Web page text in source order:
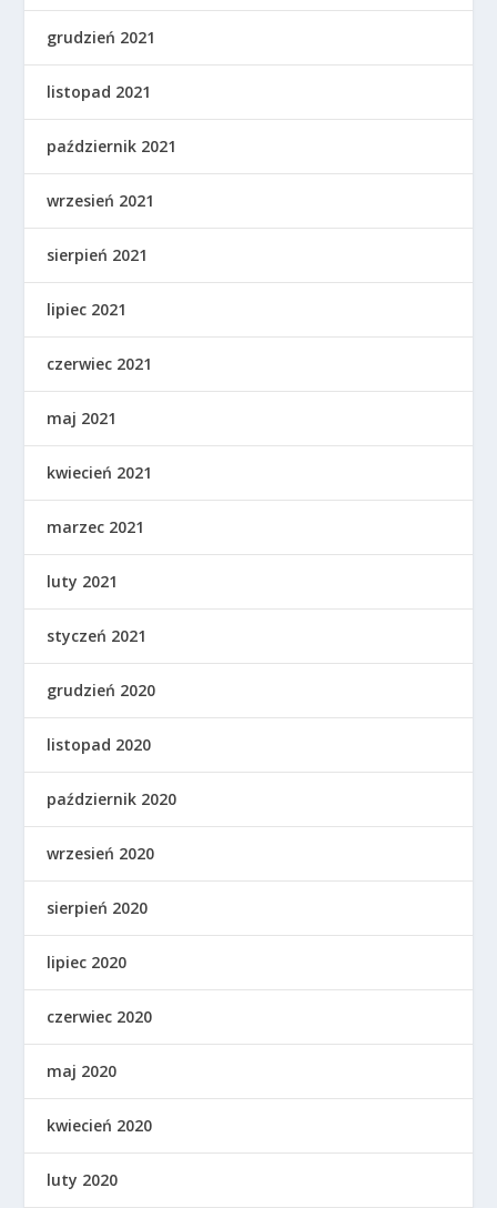
grudzień 2021
listopad 2021
październik 2021
wrzesień 2021
sierpień 2021
lipiec 2021
czerwiec 2021
maj 2021
kwiecień 2021
marzec 2021
luty 2021
styczeń 2021
grudzień 2020
listopad 2020
październik 2020
wrzesień 2020
sierpień 2020
lipiec 2020
czerwiec 2020
maj 2020
kwiecień 2020
luty 2020